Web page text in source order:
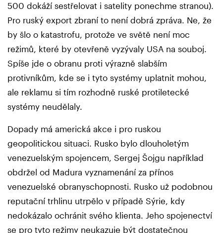
500 dokáží sestřelovat i satelity ponechme stranou).
Pro ruský export zbraní to není dobrá zpráva. Ne, že
by šlo o katastrofu, protože ve světě není moc
režimů, které by otevřeně vyzývaly USA na souboj.
Spíše jde o obranu proti výrazně slabším
protivníkům, kde se i tyto systémy uplatnit mohou,
ale reklamu si tím rozhodně ruské protiletecké
systémy neudělaly.
Dopady má americká akce i pro ruskou
geopolitickou situaci. Rusko bylo dlouholetým
venezuelským spojencem, Sergej Šojgu například
obdržel od Madura vyznamenání za přínos
venezuelské obranyschopnosti. Rusko už podobnou
reputační trhlinu utrpělo v případě Sýrie, kdy
nedokázalo ochránit svého klienta. Jeho spojenectví
se pro tyto režimy neukazuje být dostatečnou